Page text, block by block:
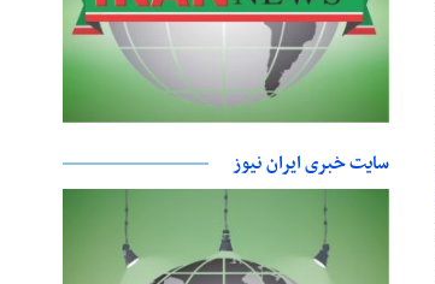
سایت خبری ایران نیوز